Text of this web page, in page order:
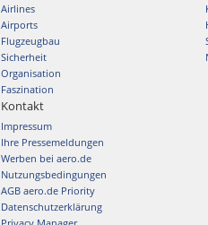
Airlines
Airports
Flugzeugbau
Sicherheit
Organisation
Faszination
Kontakt
Impressum
Ihre Pressemeldungen
Werben bei aero.de
Nutzungsbedingungen
AGB aero.de Priority
Datenschutzerklärung